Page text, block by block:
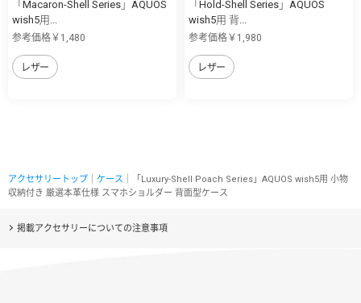
「Macaron-Shell Series」AQUOS
wish5用...
参考価格￥1,480
レザー
「Hold-Shell Series」AQUOS
wish5用 背...
参考価格￥1,980
レザー
アクセサリートップ ケース ｜「Luxury-Shell Poach Series」AQUOS wish5用 小物
収納付き 厳選本革仕様 スマホショルダー 背面型ケース
掲載アクセサリーについての注意事項